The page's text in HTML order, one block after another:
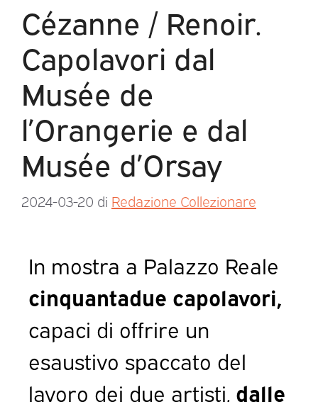
Cézanne / Renoir.
Capolavori dal
Musée de
l’Orangerie e dal
Musée d’Orsay
2024-03-20 di Redazione Collezionare
In mostra a Palazzo Reale
cinquantadue capolavori,
capaci di offrire un
esaustivo spaccato del
lavoro dei due artisti, dalle